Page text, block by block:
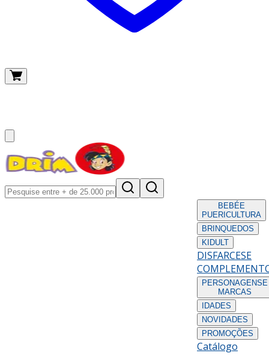
BEBÉE
PUERICULTURA
BRINQUEDOS
KIDULT
DISFARCESE
PERSONAGENS E
MARCAS
IDADES
NOVIDADES
PROMOÇÕES
Catálogo